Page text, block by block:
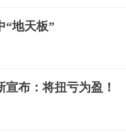
“地天板”
宣布：将扭亏为盈！